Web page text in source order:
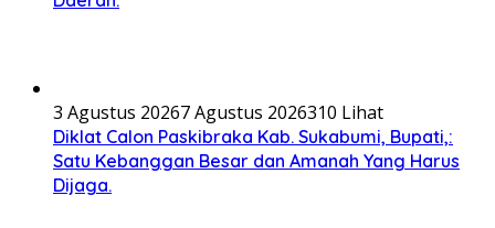
3 Agustus 20267 Agustus 2026310 Lihat
Diklat Calon Paskibraka Kab. Sukabumi, Bupati,:
Satu Kebanggan Besar dan Amanah Yang Harus
Dijaga.